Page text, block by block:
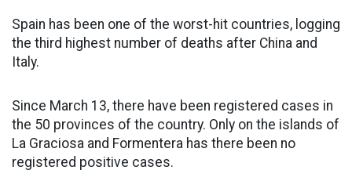
Spain has been one of the worst-hit countries, logging
the third highest number of deaths after China and
Italy.
Since March 13, there have been registered cases in
the 50 provinces of the country. Only on the islands of
La Graciosa and Formentera has there been no
registered positive cases.